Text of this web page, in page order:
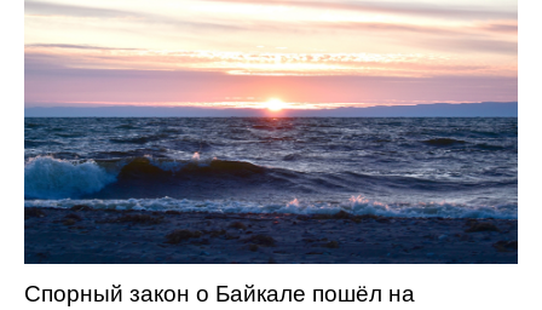
Спорный закон о Байкале пошёл на